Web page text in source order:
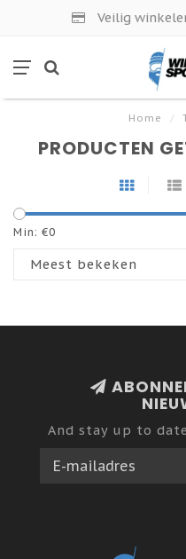
Veilig
Home /
PRODUCTEN
Min: €0
Meest bekeken
And stay up to